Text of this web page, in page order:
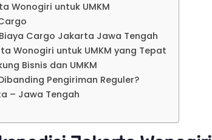
Wonogiri untuk UMKM
Cargo Jakarta Jawa Tengah
Wonogiri untuk UMKM yang Tepat
Bisnis dan UMKM
Pengiriman Reguler?
– Jawa Tengah